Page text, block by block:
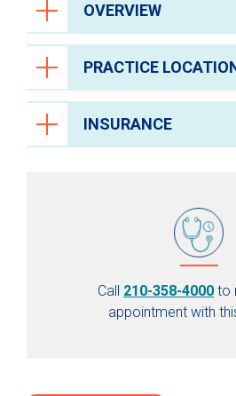
OVERVIEW
PRACTICE
INSURANCE
Call 210-358-4000 to
appointment with